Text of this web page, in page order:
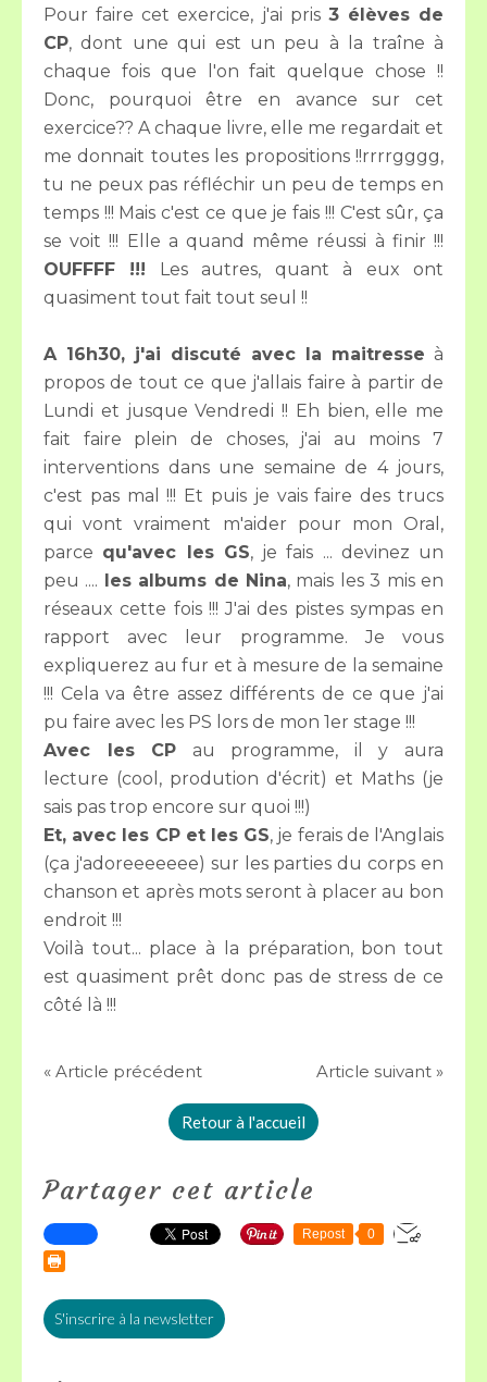
Pour faire cet exercice, j'ai pris 3 élèves de
CP, dont une qui est un peu à la traîne à
chaque fois que l'on fait quelque chose !!
Donc, pourquoi être en avance sur cet
exercice?? A chaque livre, elle me regardait et
me donnait toutes les propositions !!rrrrgggg,
tu ne peux pas réfléchir un peu de temps en
temps !!! Mais c'est ce que je fais !!! C'est sûr, ça
se voit !!! Elle a quand même réussi à finir !!!
OUFFFF !!! Les autres, quant à eux ont
quasiment tout fait tout seul !!
A 16h30, j'ai discuté avec la maitresse à
propos de tout ce que j'allais faire à partir de
Lundi et jusque Vendredi !! Eh bien, elle me
fait faire plein de choses, j'ai au moins 7
interventions dans une semaine de 4 jours,
c'est pas mal !!! Et puis je vais faire des trucs
qui vont vraiment m'aider pour mon Oral,
parce qu'avec les GS, je fais ... devinez un
peu .... les albums de Nina, mais les 3 mis en
réseaux cette fois !!! J'ai des pistes sympas en
rapport avec leur programme. Je vous
expliquerez au fur et à mesure de la semaine
!!! Cela va être assez différents de ce que j'ai
pu faire avec les PS lors de mon 1er stage !!!
Avec les CP au programme, il y aura
lecture (cool, prodution d'écrit) et Maths (je
sais pas trop encore sur quoi !!!)
Et, avec les CP et les GS, je ferais de l'Anglais
(ça j'adoreeeeeee) sur les parties du corps en
chanson et après mots seront à placer au bon
endroit !!!
Voilà tout... place à la préparation, bon tout
est quasiment prêt donc pas de stress de ce
côté là !!!
« Article précédent Article suivant »
Retour à l'accueil
Partager cet article
Repost 0
S'inscrire à la newsletter